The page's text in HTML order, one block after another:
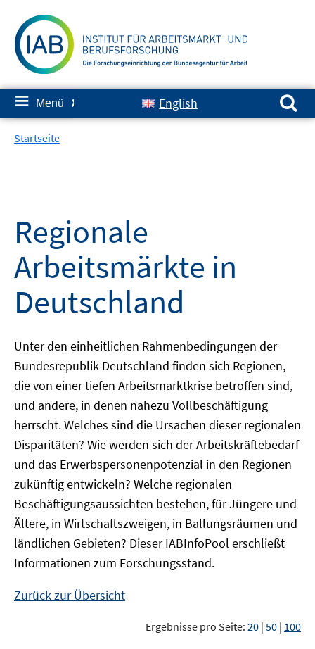
zum
Inhalt
≡ Menü ✘ English
Suchen nach:
Startseite
Regionale
Arbeitsmärkte in
Deutschland
Unter den einheitlichen Rahmenbedingungen der
Bundesrepublik Deutschland finden sich Regionen,
die von einer tiefen Arbeitsmarktkrise betroffen sind,
und andere, in denen nahezu Vollbeschäftigung
herrscht. Welches sind die Ursachen dieser regionalen
Disparitäten? Wie werden sich der Arbeitskräftebedarf
und das Erwerbspersonenpotenzial in den Regionen
zukünftig entwickeln? Welche regionalen
Beschäftigungsaussichten bestehen, für Jüngere und
Ältere, in Wirtschaftszweigen, in Ballungsräumen und
ländlichen Gebieten? DieserIABInfoPool erschließt
Informationen zum Forschungsstand.
Zurück zur Übersicht
Ergebnisse pro Seite: 20 | 50 | 100